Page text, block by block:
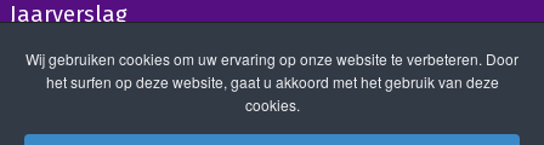
Jaarverslag
Wij gebruiken cookies om uw ervaring op onze website te verbeteren. Door
het surfen op deze website, gaat u akkoord met het gebruik van deze
cookies.